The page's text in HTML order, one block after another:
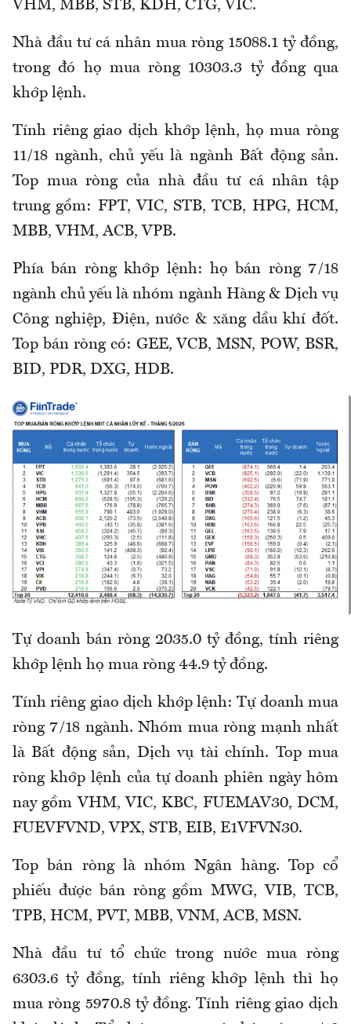
VHM, MBB, STB, KDH, CTG, VIC.
Nhà đầu tư cá nhân mua ròng 15088.1 tỷ đồng,
trong đó họ mua ròng 10303.3 tỷ đồng qua
khớp lệnh.
Tính riêng giao dịch khớp lệnh, họ mua ròng
11/18 ngành, chủ yếu là ngành Bất động sản.
Top mua ròng của nhà đầu tư cá nhân tập
trung gồm: FPT, VIC, STB, TCB, HPG, HCM,
MBB, VHM, ACB, VPB.
Phía bán ròng khớp lệnh: họ bán ròng 7/18
ngành chủ yếu là nhóm ngành Hàng & Dịch vụ
Công nghiệp, Điện, nước & xăng dầu khí đốt.
Top bán ròng có: GEE, VCB, MSN, POW, BSR,
BID, PDR, DXG, HDB.
Tự doanh bán ròng 2035.0 tỷ đồng, tính riêng
khớp lệnh họ mua ròng 44.9 tỷ đồng.
Tính riêng giao dịch khớp lệnh: Tự doanh mua
ròng 7/18 ngành. Nhóm mua ròng mạnh nhất
là Bất động sản, Dịch vụ tài chính. Top mua
ròng khớp lệnh của tự doanh phiên ngày hôm
nay gồm VHM, VIC, KBC, FUEMAV30, DCM,
FUEVFVND, VPX, STB, EIB, E1VFVN30.
Top bán ròng là nhóm Ngân hàng. Top cổ
phiếu được bán ròng gồm MWG, VIB, TCB,
TPB, HCM, PVT, MBB, VNM, ACB, MSN.
Nhà đầu tư tổ chức trong nước mua ròng
6303.6 tỷ đồng, tính riêng khớp lệnh thì họ
mua ròng 5970.8 tỷ đồng. Tính riêng giao dịch